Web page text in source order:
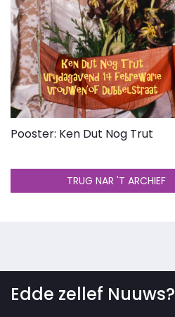
Pooster: Ken Dut Nog Trut
TRUG NAR 'T ARCHIEF
Edde zellef Nuuws?